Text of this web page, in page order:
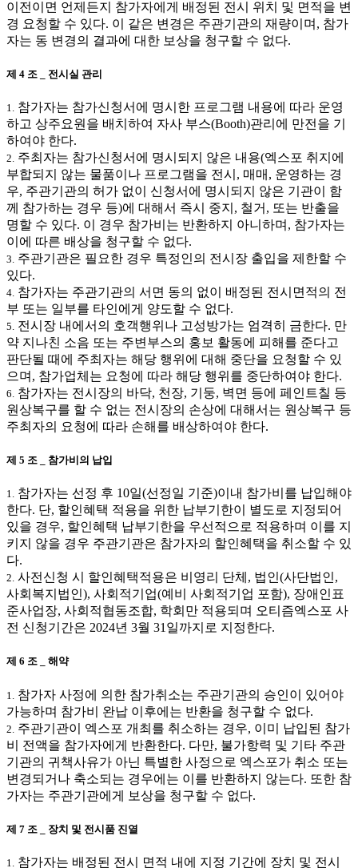
이전이면 언제든지 참가자에게 배정된 전시 위치 및 면적을 변
경 요청할 수 있다. 이 같은 변경은 주관기관의 재량이며, 참가
자는 동 변경의 결과에 대한 보상을 청구할 수 없다.
제 4 조 _ 전시실 관리
1.
참가자는 참가신청서에 명시한 프로그램 내용에 따라 운영
하고 상주요원을 배치하여 자사 부스(Booth)관리에 만전을 기
하여야 한다.
2. 주최자는 참가신청서에 명시되지 않은 내용(엑스포 취지에
부합되지 않는 물품이나 프로그램을 전시, 매매, 운영하는 경
우, 주관기관의 허가 없이 신청서에 명시되지 않은 기관이 함
께 참가하는 경우 등)에 대해서 즉시 중지, 철거, 또는 반출을
명할 수 있다. 이 경우 참가비는 반환하지 아니하며, 참가자는
이에 따른 배상을 청구할 수 없다.
3. 주관기관은 필요한 경우 특정인의 전시장 출입을 제한할 수
있다.
4. 참가자는 주관기관의 서면 동의 없이 배정된 전시면적의 전
부 또는 일부를 타인에게 양도할 수 없다.
5. 전시장 내에서의 호객행위나 고성방가는 엄격히 금한다. 만
약 지나친 소음 또는 주변부스의 홍보 활동에 피해를 준다고
판단될 때에 주최자는 해당 행위에 대해 중단을 요청할 수 있
으며, 참가업체는 요청에 따라 해당 행위를 중단하여야 한다.
6. 참가자는 전시장의 바닥, 천장, 기둥, 벽면 등에 페인트칠 등
원상복구를 할 수 없는 전시장의 손상에 대해서는 원상복구 등
주최자의 요청에 따라 손해를 배상하여야 한다.
제 5 조 _ 참가비의 납입
1. 참가자는 선정 후 10일(선정일 기준)이내 참가비를 납입해야
한다. 단, 할인혜택 적용을 위한 납부기한이 별도로 지정되어
있을 경우, 할인혜택 납부기한을 우선적으로 적용하며 이를 지
키지 않을 경우 주관기관은 참가자의 할인혜택을 취소할 수 있
다.
2. 사전신청 시 할인혜택적용은 비영리 단체, 법인(사단법인,
사회복지법인), 사회적기업(예비 사회적기업 포함), 장애인표
준사업장, 사회적협동조합, 학회만 적용되며 오티즘엑스포 사
전 신청기간은 2024년 3월 31일까지로 지정한다.
제 6 조 _ 해약
1.
참가자 사정에 의한 참가취소는 주관기관의 승인이 있어야
가능하며 참가비 완납 이후에는 반환을 청구할 수 없다.
2. 주관기관이 엑스포 개최를 취소하는 경우, 이미 납입된 참가
비 전액을 참가자에게 반환한다. 다만, 불가항력 및 기타 주관
기관의 귀책사유가 아닌 특별한 사정으로 엑스포가 취소 또는
변경되거나 축소되는 경우에는 이를 반환하지 않는다. 또한 참
가자는 주관기관에게 보상을 청구할 수 없다.
제 7 조 _ 장치 및 전시품 진열
1. 참가자는 배정된 전시 면적 내에 지정 기간에 장치 및 전시